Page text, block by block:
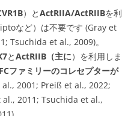
）とActRIIA/ActRIIBを利
など）は不要です (Gray et
Tsuchida et al., 2009)。
とActRIIB （主に）を利用しま
ファミリーのコレセプターが
2001; Preiß et al., 2022;
2011; Tsuchida et al.,